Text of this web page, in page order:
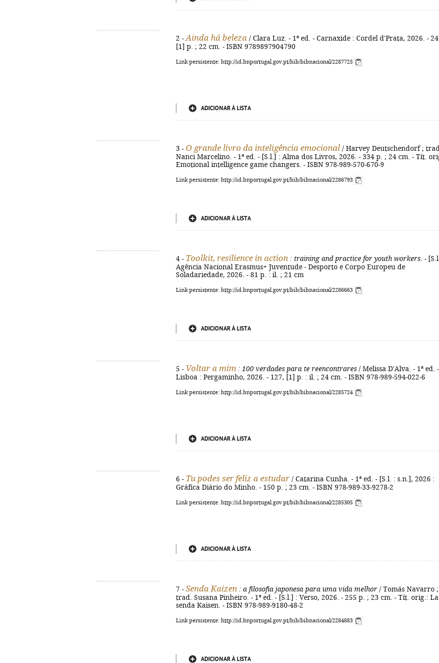
2 - Ainda há beleza / Clara Luz. - 1ª ed. - Carnaxide : Cordel d'Prata, 2026. -
[1] p. ; 22 cm. - ISBN 9789897904790
Link persistente: http://id.bnportugal.gov.pt/bib/bibnacional/2287725
ADICIONAR À LISTA
3 - O grande livro da inteligência emocional / Harvey Deutschendorf ; trad.
Nanci Marcelino. - 1ª ed. - [S.l.] : Alma dos Livros, 2026. - 334 p. ; 24 cm. - Tít.
Emotional intelligence game changers. - ISBN 978-989-570-670-9
Link persistente: http://id.bnportugal.gov.pt/bib/bibnacional/2286793
ADICIONAR À LISTA
4 - Toolkit, resilience in action : training and practice for youth workers . -
Agência Nacional Erasmus+ Juventude - Desporto e Corpo Europeu de
Soladariedade, 2026. - 81 p. : il. ; 21 cm
Link persistente: http://id.bnportugal.gov.pt/bib/bibnacional/2286663
ADICIONAR À LISTA
5 - Voltar a mim : 100 verdades para te reencontrares / Melissa D'Alva. - 1ª ed. -
Lisboa : Pergaminho, 2026. - 127, [1] p. : il. ; 24 cm. - ISBN 978-989-594-022-6
Link persistente: http://id.bnportugal.gov.pt/bib/bibnacional/2285724
ADICIONAR À LISTA
6 - Tu podes ser feliz a estudar / Catarina Cunha. - 1ª ed. - [S.l. : s.n.], 2026 :
Gráfica Diário do Minho. - 150 p. ; 23 cm. - ISBN 978-989-33-9278-2
Link persistente: http://id.bnportugal.gov.pt/bib/bibnacional/2285305
ADICIONAR À LISTA
7 - Senda Kaizen : a filosofia japonesa para uma vida melhor / Tomás Navarro ;
trad. Susana Pinheiro. - 1ª ed. - [S.l.] : Verso, 2026. - 255 p. ; 23 cm. - Tít. orig.: La
senda Kaisen. - ISBN 978-989-9180-48-2
Link persistente: http://id.bnportugal.gov.pt/bib/bibnacional/2284883
ADICIONAR À LISTA